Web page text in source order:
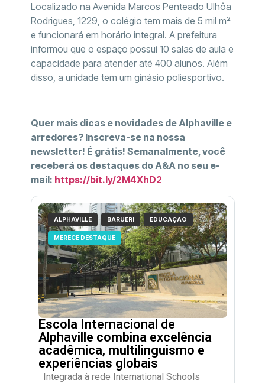
Localizado na Avenida Marcos Penteado Ulhôa
Rodrigues, 1229, o colégio tem mais de 5 mil m²
e funcionará em horário integral. A prefeitura
informou que o espaço possui 10 salas de aula e
capacidade para atender até 400 alunos. Além
disso, a unidade tem um ginásio poliesportivo.
Quer mais dicas e novidades de Alphaville e
arredores? Inscreva-se na nossa
newsletter! É grátis! Semanalmente, você
receberá os destaques do A&A no seu e-
mail: https://bit.ly/2M4XhD2
ALPHAVILLE BARUERI EDUCAÇÃO
MERECE DESTAQUE
Escola Internacional de
Alphaville combina excelência
acadêmica, multilinguismo e
experiências globais
Integrada à rede International Schools